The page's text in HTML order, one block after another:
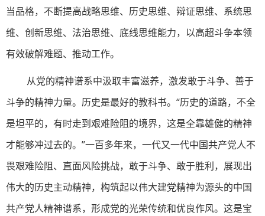
当品格，不断提高战略思维、历史思维、辩证思维、系统思
维、创新思维、法治思维、底线思维能力，以高超斗争本领
有效破解难题、推动工作。
从党的精神谱系中汲取丰富滋养，激发敢于斗争、善于
斗争的精神力量。历史是最好的教科书。“历史的道路，不全
是坦平的，有时走到艰难险阻的境界，这是全靠雄健的精神
才能够冲过去的。”一百多年来，一代又一代中国共产党人不
畏艰难险阻、直面风险挑战，敢于斗争、敢于胜利，展现出
伟大的历史主动精神，构筑起以伟大建党精神为源头的中国
共产党人精神谱系，形成党的光荣传统和优良作风。这是宝